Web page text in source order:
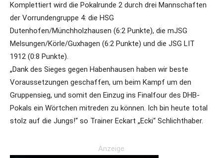
Komplettiert wird die Pokalrunde 2 durch drei Mannschaften
der Vorrundengruppe 4: die HSG
Dutenhofen/Münchholzhausen (6:2 Punkte), die mJSG
Melsungen/Körle/Guxhagen (6:2 Punkte) und die JSG LIT
1912 (0:8 Punkte).
„Dank des Sieges gegen Habenhausen haben wir beste
Voraussetzungen geschaffen, um beim Kampf um den
Gruppensieg, und somit den Einzug ins Finalfour des DHB-
Pokals ein Wörtchen mitreden zu können. Ich bin heute total
stolz auf die Jungs!“ so Trainer Eckart „Ecki“ Schlichthaber.
Anzeige